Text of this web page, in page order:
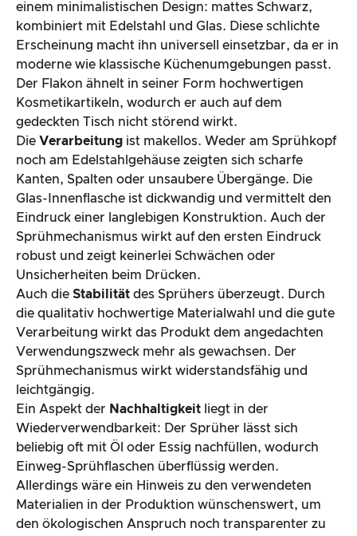
einem minimalistischen Design: mattes Schwarz,
kombiniert mit Edelstahl und Glas. Diese schlichte
Erscheinung macht ihn universell einsetzbar, da er in
moderne wie klassische Küchenumgebungen passt.
Der Flakon ähnelt in seiner Form hochwertigen
Kosmetikartikeln, wodurch er auch auf dem
gedeckten Tisch nicht störend wirkt.
Die Verarbeitung ist makellos. Weder am Sprühkopf
noch am Edelstahlgehäuse zeigten sich scharfe
Kanten, Spalten oder unsaubere Übergänge. Die
Glas-Innenflasche ist dickwandig und vermittelt den
Eindruck einer langlebigen Konstruktion. Auch der
Sprühmechanismus wirkt auf den ersten Eindruck
robust und zeigt keinerlei Schwächen oder
Unsicherheiten beim Drücken.
Auch die Stabilität des Sprühers überzeugt. Durch
die qualitativ hochwertige Materialwahl und die gute
Verarbeitung wirkt das Produkt dem angedachten
Verwendungszweck mehr als gewachsen. Der
Sprühmechanismus wirkt widerstandsfähig und
leichtgängig.
Ein Aspekt der Nachhaltigkeit liegt in der
Wiederverwendbarkeit: Der Sprüher lässt sich
beliebig oft mit Öl oder Essig nachfüllen, wodurch
Einweg-Sprühflaschen überflüssig werden.
Allerdings wäre ein Hinweis zu den verwendeten
Materialien in der Produktion wünschenswert, um
den ökologischen Anspruch noch transparenter zu